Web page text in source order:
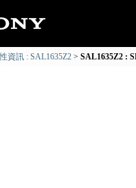
資訊 : SAL1635Z2 SAL1635Z2 :